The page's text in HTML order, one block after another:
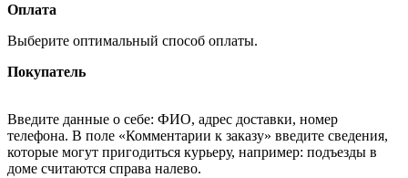
Оплата
Выберите оптимальный способ оплаты.
Покупатель
Введите данные о себе: ФИО, адрес доставки, номер
телефона. В поле «Комментарии к заказу» введите сведения,
которые могут пригодиться курьеру, например: подъезды в
доме считаются справа налево.